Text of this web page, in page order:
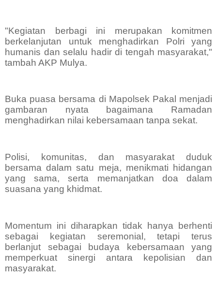
"Kegiatan berbagi ini merupakan komitmen
berkelanjutan untuk menghadirkan Polri yang
humanis dan selalu hadir di tengah masyarakat,"
tambah AKP Mulya.
Buka puasa bersama di Mapolsek Pakal menjadi
gambaran nyata bagaimana Ramadan
menghadirkan nilai kebersamaan tanpa sekat.
Polisi, komunitas, dan masyarakat duduk
bersama dalam satu meja, menikmati hidangan
yang sama, serta memanjatkan doa dalam
suasana yang khidmat.
Momentum ini diharapkan tidak hanya berhenti
sebagai kegiatan seremonial, tetapi terus
berlanjut sebagai budaya kebersamaan yang
memperkuat sinergi antara kepolisian dan
masyarakat.